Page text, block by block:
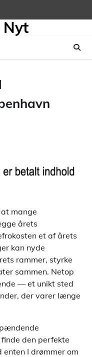
mange
årets
et af årets
kan nyde
rammer, styrke
sammen. Netop
— et unikt sted
der varer længe
den perfekte
I drømmer om